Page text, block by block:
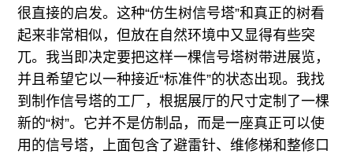
很直接的启发。这种“仿生树信号塔”和真正的树看
起来非常相似，但放在自然环境中又显得有些突
兀。我当即决定要把这样一棵信号塔树带进展览，
并且希望它以一种接近“标准件”的状态出现。我找
到制作信号塔的工厂，根据展厅的尺寸定制了一棵
新的“树”。它并不是仿制品，而是一座真正可以使
用的信号塔，上面包含了避雷针、维修梯和整修口